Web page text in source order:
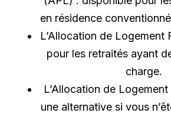
en résidence
L’Allocation de Logement
pour les retraités ayant
charge.
L’Allocation de
une alternative si vous